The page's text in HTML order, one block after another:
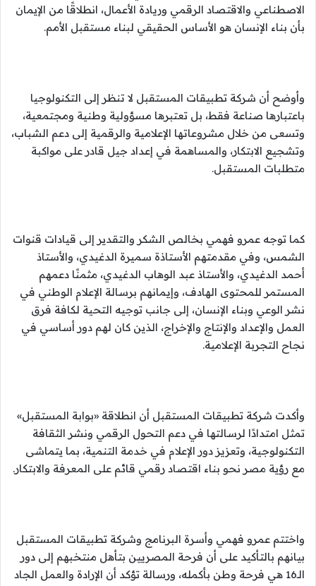
الاصطناعي والاقتصاد الرقمي وريادة الأعمال، انطلاقًا من الإيمان
بأن بناء الإنسان هو الأساس الحقيقي لبناء مستقبل الأمم.
وأوضح أن شركة تطبيقات المستقبل لا تنظر إلى التكنولوجيا
باعتبارها صناعة فقط، بل تعتبرها مسؤولية وطنية ومجتمعية،
وتسعى من خلال مشروعاتها الإعلامية والرقمية إلى دعم الشباب،
وتشجيع الابتكار، والمساهمة في إعداد جيل قادر على مواكبة
متطلبات المستقبل.
كما توجه عمرو فهمي بخالص الشكر والتقدير إلى قيادات قنوات
الشمس، وفي مقدمتهم الأستاذة سميرة الدغيدي، والأستاذ
أحمد الدغيدي، والأستاذ عبد الوهاب الدغيدي، مثمنًا دعمهم
المستمر للمحتوى الهادف، وإيمانهم برسالة الإعلام الوطني في
نشر الوعي وبناء الإنسان، إلى جانب توجيه التحية لكافة فرق
العمل والإعداد والإنتاج والإخراج، الذين كان لهم دور أساسي في
نجاح التجربة الإعلامية.
وأكدت شركة تطبيقات المستقبل أن انطلاقة «بوابة المستقبل»
تمثل امتدادًا لرسالتها في دعم التحول الرقمي ونشر الثقافة
التكنولوجية، وتعزيز دور الإعلام في خدمة التنمية، بما يتماشى
مع رؤية مصر نحو بناء اقتصاد رقمي قائم على المعرفة والابتكار.
واختتم عمرو فهمي وأسرة البرنامج وشركة تطبيقات المستقبل
بيانهم بالتأكيد على أن فرحة المصريين بتأهل منتخبهم إلى دور
الـ16 هي فرحة وطن بأكمله، ورسالة تؤكد أن الإرادة والعمل الجاد